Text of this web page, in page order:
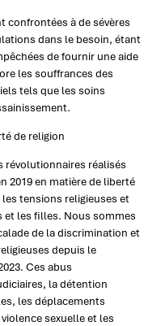
confrontées à de sévères
dans le besoin, étant
de fournir une aide
les souffrances des
tels que les soins
de religion
révolutionnaires réalisés
2019 en matière de liberté
tensions religieuses et
et les filles. Nous sommes
de la discrimination et
depuis le
Ces abus
la détention
les déplacements
sexuelle et les